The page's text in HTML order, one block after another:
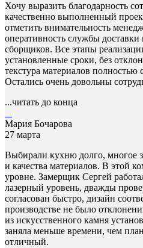
Хочу выразить благодарность
качественно выполненный
отметить внимательность
оперативность службы
сборщиков. Все этапы
установленные сроки, без
текстура материалов полностью
Остались очень довольны
...читать до конца
Мария Бочарова
27 марта
Выбирали кухню долго, многое
и качества материалов. В этой
уровне. Замерщик Сергей
лазерный уровень, дважды
согласован быстро, дизайн
производстве не было
из искусственного камня
заняла меньше времени, чем
отличный.